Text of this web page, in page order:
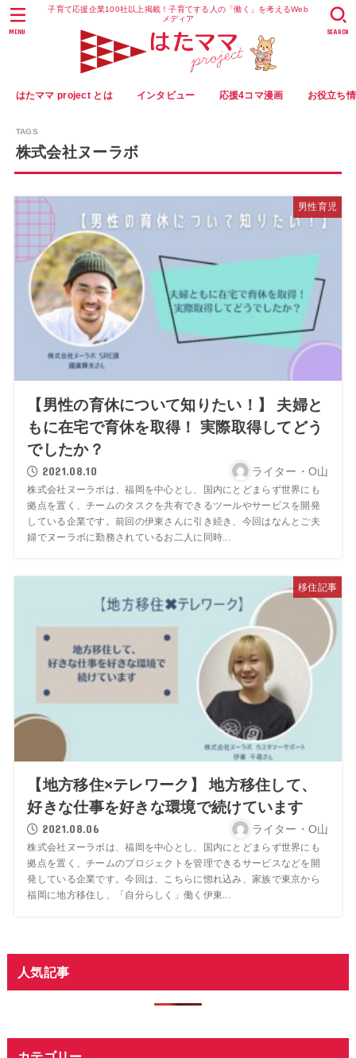
子育て応援企業100社以上掲載！子育てする人の「働く」を考えるWeb
メディア
はたママ project とは インタビュー 応援4コマ漫画 お役立ち
SEARCH
MENU
株式会社ヌーラボ
男性育児
【男性の育休について知りたい！】 夫婦と
もに在宅で育休を取得！ 実際取得してどう
でしたか？
2021.08.10 ライター・O山
株式会社ヌーラボは、福岡を中心とし、国内にとどまらず世界にも
拠点を置く、チームのタスクを共有できるツールやサービスを開発
している企業です。前回の伊東さんに引き続き、今回はなんとご夫
婦でヌーラボに勤務されているお二人に同時...
移住記事
【地方移住×テレワーク】 地方移住して、
好きな仕事を好きな環境で続けています
2021.08.06 ライター・O山
株式会社ヌーラボは、福岡を中心とし、国内にとどまらず世界にも
拠点を置く、チームのプロジェクトを管理できるサービスなどを開
発している企業です。今回は、こちらに惚れ込み、家族で東京から
福岡に地方移住し、「自分らしく」働く伊東...
人気記事